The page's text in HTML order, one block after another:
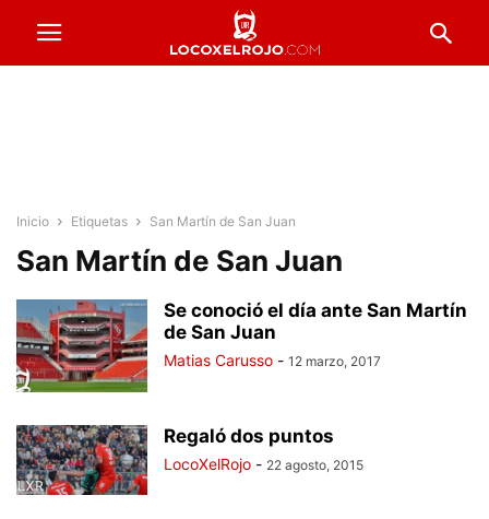
Inicio Etiquetas San Martín de San Juan
San Martín de San Juan
Se conoció el día ante San Martín
de San Juan
Matias Carusso - 12 marzo, 2017
Regaló dos puntos
LocoXelRojo - 22 agosto, 2015